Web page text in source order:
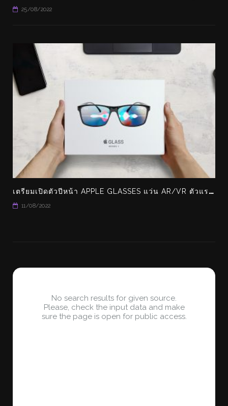
25/08/2022
เ
ตรียมเปิดตัวปีหน้า APPLE GLASSES แว่น AR/VR ตัวแรกของ APPLE
11/08/2022
No search results for given source.
Please, check the input data and make
sure the page is open for public access.